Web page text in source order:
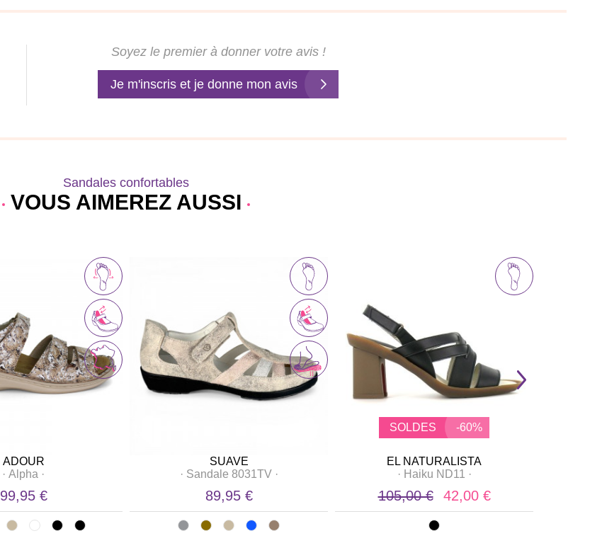
Soyez le premier à donner votre avis !
Je m'inscris et je donne mon avis
Sandales confortables
VOUS AIMEREZ AUSSI
ADOUR
· Alpha ·
99,95 €
SUAVE
· Sandale 8031TV·
89,95 €
SOLDES -60%
EL NATURALISTA
· Haiku ND11 ·
105,00 € 42,00 €